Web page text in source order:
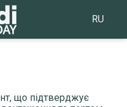
RU
що підтверджує